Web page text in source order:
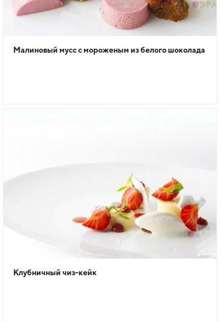
Малиновый мусс с мороженым из белого шоколада
Клубничный чиз-кейк